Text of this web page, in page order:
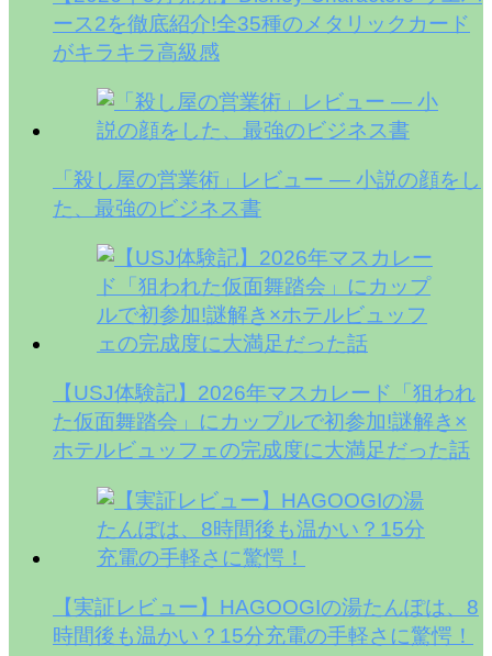
ース2を徹底紹介!全35種のメタリックカード
がキラキラ高級感
「殺し屋の営業術」レビュー — 小説の顔をし
た、最強のビジネス書
【USJ体験記】2026年マスカレード「狙われ
た仮面舞踏会」にカップルで初参加!謎解き×
ホテルビュッフェの完成度に大満足だった話
【実証レビュー】HAGOOGIの湯たんぽは、8
時間後も温かい？15分充電の手軽さに驚愕！